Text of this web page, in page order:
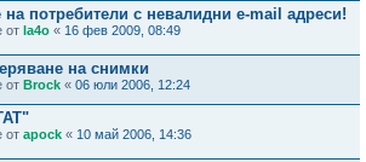
на потребители с невалидни e-mail адреси!
от la4o « 16 фев 2009, 08:49
на снимки
от Brock « 06 юли 2006, 12:24
от apock « 10 май 2006, 14:36